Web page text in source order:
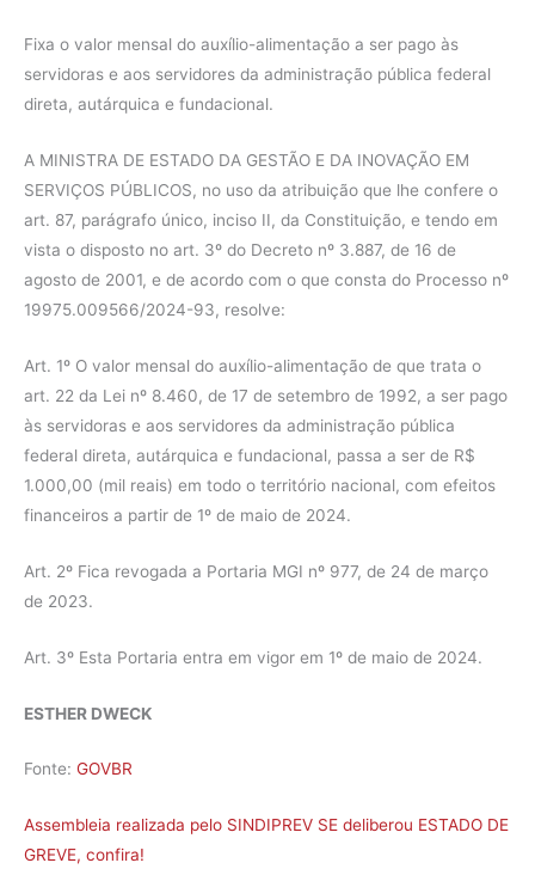
Fixa o valor mensal do auxílio-alimentação a ser pago às
servidoras e aos servidores da administração pública federal
direta, autárquica e fundacional.
A MINISTRA DE ESTADO DA GESTÃO E DA INOVAÇÃO EM
SERVIÇOS PÚBLICOS, no uso da atribuição que lhe confere o
art. 87, parágrafo único, inciso II, da Constituição, e tendo em
vista o disposto no art. 3º do Decreto nº 3.887, de 16 de
agosto de 2001, e de acordo com o que consta do Processo nº
19975.009566/2024-93, resolve:
Art. 1º O valor mensal do auxílio-alimentação de que trata o
art. 22 da Lei nº 8.460, de 17 de setembro de 1992, a ser pago
às servidoras e aos servidores da administração pública
federal direta, autárquica e fundacional, passa a ser de R$
1.000,00 (mil reais) em todo o território nacional, com efeitos
financeiros a partir de 1º de maio de 2024.
Art. 2º Fica revogada a Portaria MGI nº 977, de 24 de março
de 2023.
Art. 3º Esta Portaria entra em vigor em 1º de maio de 2024.
ESTHER DWECK
Fonte: GOVBR
Assembleia realizada pelo SINDIPREV SE deliberou ESTADO DE
GREVE, confira!